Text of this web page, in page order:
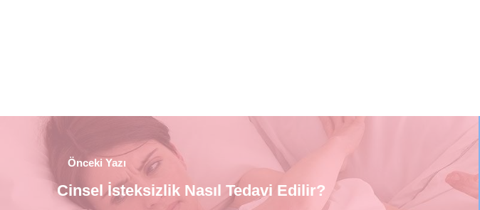
Önceki Yazı
Cinsel İsteksizlik Nasıl Tedavi Edilir?